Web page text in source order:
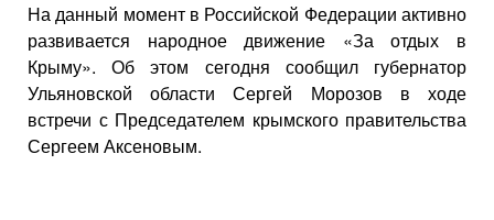
На данный момент в Российской Федерации активно
развивается народное движение «За отдых в
Крыму». Об этом сегодня сообщил губернатор
Ульяновской области Сергей Морозов в ходе
встречи с Председателем крымского правительства
Сергеем Аксеновым.